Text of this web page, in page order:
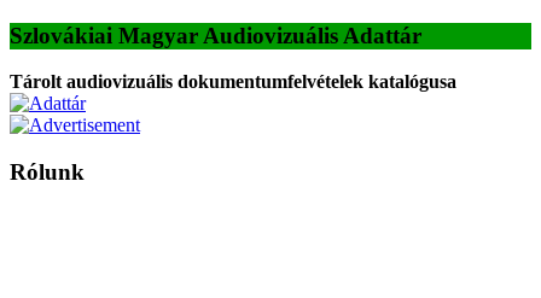
Szlovákiai Magyar Audiovizuális Adattár
Tárolt audiovizuális dokumentumfelvételek katalógusa
Rólunk